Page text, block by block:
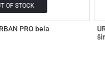
OF STOCK
PRO bela